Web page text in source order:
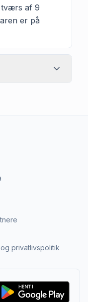
tværs af 9
er på
privatlivspolitik